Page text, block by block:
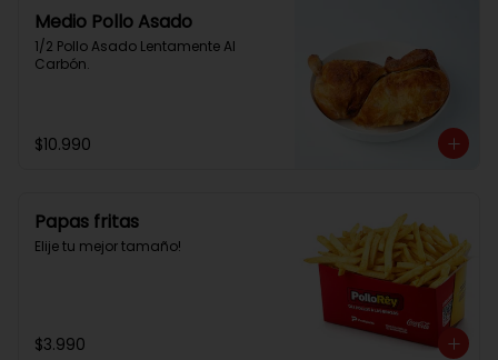
Medio Pollo Asado
1/2 Pollo Asado Lentamente Al
Carbón.
$10.990
Papas fritas
Elije tu mejor tamaño!
$3.990